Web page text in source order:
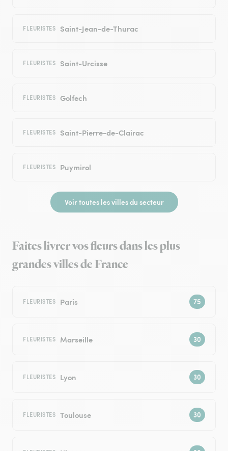
FLEURISTES Saint-Jean-de-Thurac
FLEURISTES Saint-Urcisse
FLEURISTES Golfech
FLEURISTES Saint-Pierre-de-Clairac
FLEURISTES Puymirol
Voir toutes les villes du secteur
Faites livrer vos fleurs dans les plus
grandes villes de France
FLEURISTES Paris
FLEURISTES Marseille
FLEURISTES Lyon
FLEURISTES Toulouse